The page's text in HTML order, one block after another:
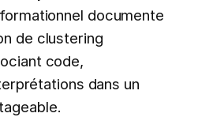
documente
de clustering
code,
dans un